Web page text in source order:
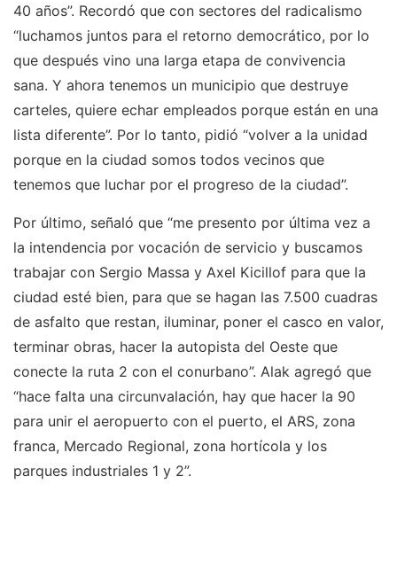
40 años”. Recordó que con sectores del radicalismo
“luchamos juntos para el retorno democrático, por lo
que después vino una larga etapa de convivencia
sana. Y ahora tenemos un municipio que destruye
carteles, quiere echar empleados porque están en una
lista diferente”. Por lo tanto, pidió “volver a la unidad
porque en la ciudad somos todos vecinos que
tenemos que luchar por el progreso de la ciudad”.
Por último, señaló que “me presento por última vez a
la intendencia por vocación de servicio y buscamos
trabajar con Sergio Massa y Axel Kicillof para que la
ciudad esté bien, para que se hagan las 7.500 cuadras
de asfalto que restan, iluminar, poner el casco en valor,
terminar obras, hacer la autopista del Oeste que
conecte la ruta 2 con el conurbano”. Alak agregó que
“hace falta una circunvalación, hay que hacer la 90
para unir el aeropuerto con el puerto, el ARS, zona
franca, Mercado Regional, zona hortícola y los
parques industriales 1 y 2”.